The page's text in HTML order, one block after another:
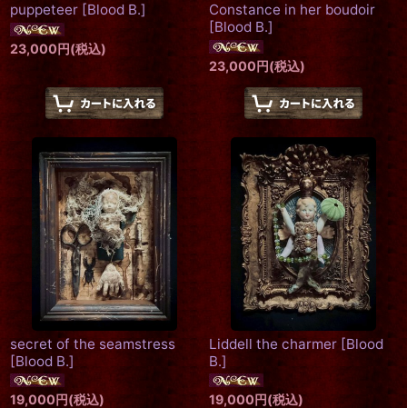
puppeteer [Blood B.]
23,000円(税込)
Constance in her boudoir
[Blood B.]
23,000円(税込)
secret of the seamstress
[Blood B.]
19,000円(税込)
Liddell the charmer [Blood
B.]
19,000円(税込)